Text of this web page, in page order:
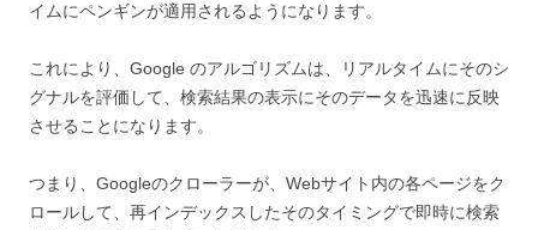
イムにペンギンが適用されるようになります。
これにより、Google のアルゴリズムは、リアルタイムにそのシ
グナルを評価して、検索結果の表示にそのデータを迅速に反映
させることになります。
つまり、Googleのクローラーが、Webサイト内の各ページをク
ロールして、再インデックスしたそのタイミングで即時に検索